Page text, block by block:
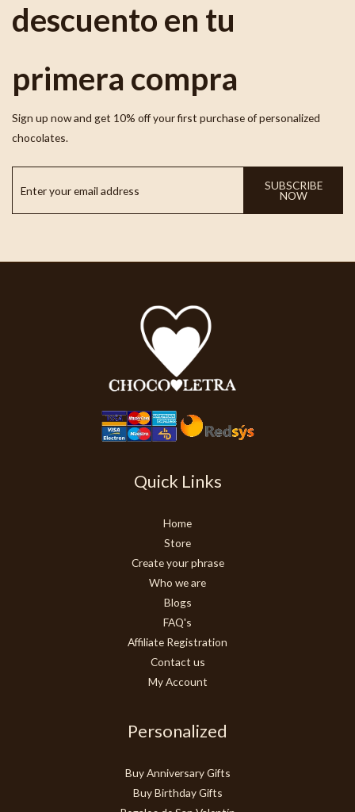
descuento en tu
primera compra
Sign up now and get 10% off your first purchase of personalized
chocolates.
SUBSCRIBE
NOW
Quick Links
Home
Store
Create your phrase
Who we are
Blogs
FAQ's
Affiliate Registration
Contact us
My Account
Personalized
Buy Anniversary Gifts
Buy Birthday Gifts